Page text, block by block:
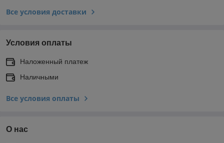
Все условия доставки
Условия оплаты
Наложенный платеж
Наличными
Все условия оплаты
О нас